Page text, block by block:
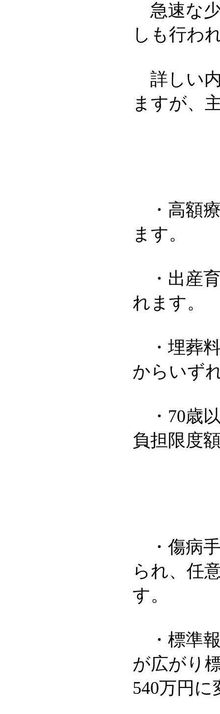
急速な
しも行わ
詳しい
ますが、
・高額
ます。
・出産育
れます。
・埋葬料
からいず
・70歳
負担限度
・傷病
られ、任
す。
・標準報
が広がり
540万円